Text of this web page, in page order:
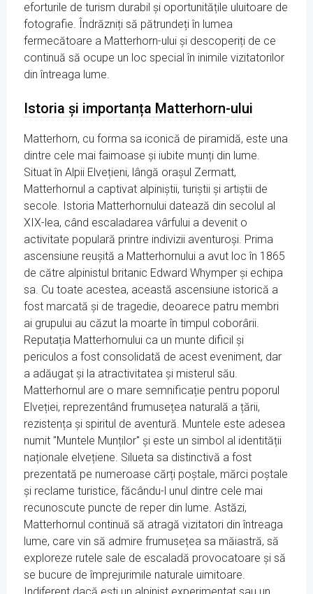
eforturile de turism durabil și oportunitățile uluitoare de
fotografie. Îndrăzniți să pătrundeți în lumea
fermecătoare a Matterhorn-ului și descoperiți de ce
continuă să ocupe un loc special în inimile vizitatorilor
din întreaga lume.
Istoria și importanța Matterhorn-ului
Matterhorn, cu forma sa iconică de piramidă, este una
dintre cele mai faimoase și iubite munți din lume.
Situat în Alpii Elvețieni, lângă orașul Zermatt,
Matterhornul a captivat alpiniștii, turiștii și artiștii de
secole. Istoria Matterhornului datează din secolul al
XIX-lea, când escaladarea vârfului a devenit o
activitate populară printre indivizii aventuroși. Prima
ascensiune reușită a Matterhornului a avut loc în 1865
de către alpinistul britanic Edward Whymper și echipa
sa. Cu toate acestea, această ascensiune istorică a
fost marcată și de tragedie, deoarece patru membri
ai grupului au căzut la moarte în timpul coborârii.
Reputația Matterhornului ca un munte dificil și
periculos a fost consolidată de acest eveniment, dar
a adăugat și la atractivitatea și misterul său.
Matterhornul are o mare semnificație pentru poporul
Elveției, reprezentând frumusețea naturală a țării,
rezistența și spiritul de aventură. Muntele este adesea
numit "Muntele Munților" și este un simbol al identității
naționale elvețiene. Silueta sa distinctivă a fost
prezentată pe numeroase cărți poștale, mărci poștale
și reclame turistice, făcându-l unul dintre cele mai
recunoscute puncte de reper din lume. Astăzi,
Matterhornul continuă să atragă vizitatori din întreaga
lume, care vin să admire frumusețea sa măiastră, să
exploreze rutele sale de escaladă provocatoare și să
se bucure de împrejurimile naturale uimitoare.